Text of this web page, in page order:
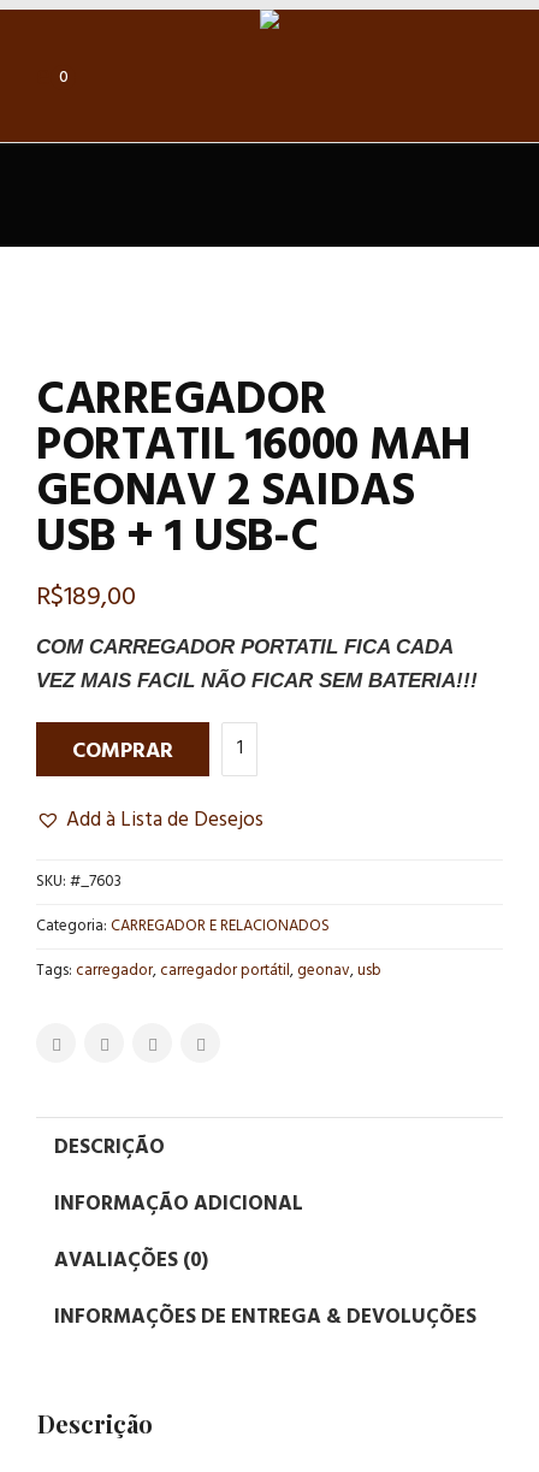
0
CARREGADOR
PORTATIL 16000 MAH
GEONAV 2 SAIDAS
USB + 1 USB-C
R$189,00
COM CARREGADOR PORTATIL FICA CADA
VEZ MAIS FACIL NÃO FICAR SEM BATERIA!!!
COMPRAR
Add à Lista de Desejos
SKU:#_7603
Categoria:CARREGADOR E RELACIONADOS
Tags: carregador,carregador portátil,geonav,usb
DESCRIÇÃO
INFORMAÇÃO ADICIONAL
AVALIAÇÕES (0)
INFORMAÇÕES DE ENTREGA & DEVOLUÇÕES
Descrição